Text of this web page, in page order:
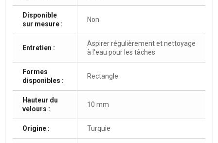
Disponible
sur mesure :
Non
Entretien :
Aspirer régulièrement et nettoyage
à l'eau pour les tâches
Formes
disponibles :
Rectangle
Hauteur du
velours :
10 mm
Origine : Turquie